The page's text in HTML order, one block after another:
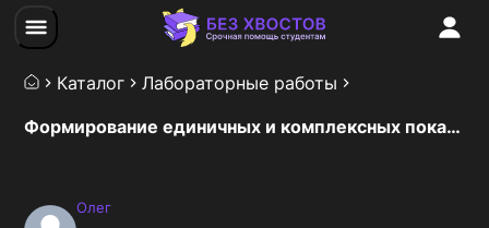
Каталог
Лабораторные работы
Формирование единичных и комплексных показателей качества
Олег